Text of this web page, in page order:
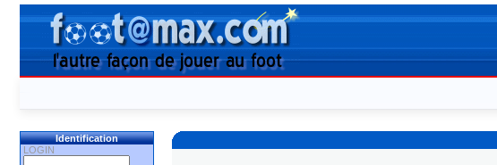
Identification
LOGIN